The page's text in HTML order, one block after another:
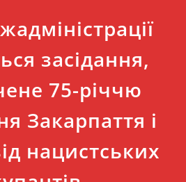
засідання,
75-річчю
Закарпаття і
нацистських